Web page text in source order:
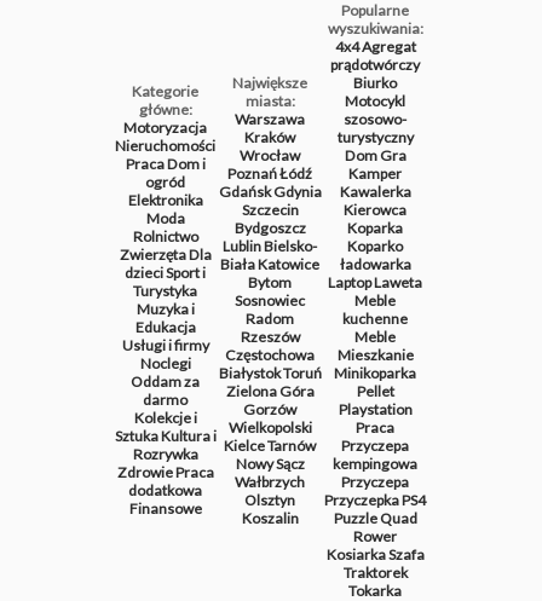
Kategorie
główne:
Motoryzacja
Nieruchomości
PracaDom i
ogród
Elektronika
Moda
Rolnictwo
ZwierzętaDla
dzieciSport i
Turystyka
Muzyka i
Edukacja
Usługi i firmy
Noclegi
Oddam za
darmo
Kolekcje i
SztukaKultura i
Rozrywka
ZdrowiePraca
dodatkowa
Finansowe
Największe
miasta:
Warszawa
Kraków
Wrocław
PoznańŁódź
GdańskGdynia
Szczecin
Bydgoszcz
LublinBielsko-
BiałaKatowice
Bytom
Sosnowiec
Radom
Rzeszów
Częstochowa
BiałystokToruń
Zielona Góra
Gorzów
Wielkopolski
KielceTarnów
Nowy Sącz
Wałbrzych
Olsztyn
Koszalin
Popularne
wyszukiwania:
4x4Agregat
prądotwórczy
Biurko
Motocykl
szosowo-
turystyczny
DomGra
Kamper
Kawalerka
Kierowca
Koparka
Koparko
ładowarka
LaptopLaweta
Meble
kuchenne
Meble
Mieszkanie
Minikoparka
Pellet
Playstation
Praca
Przyczepa
kempingowa
Przyczepa
PrzyczepkaPS4
PuzzleQuad
Rower
KosiarkaSzafa
Traktorek
Tokarka